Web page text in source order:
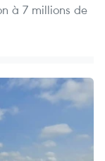
à 7 millions de